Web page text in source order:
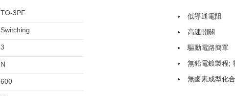
TO-3PF
Switching
3
N
600
低導通電阻
高速開關
驅動電路簡單
無鉛電鍍製程;
無鹵素成型化